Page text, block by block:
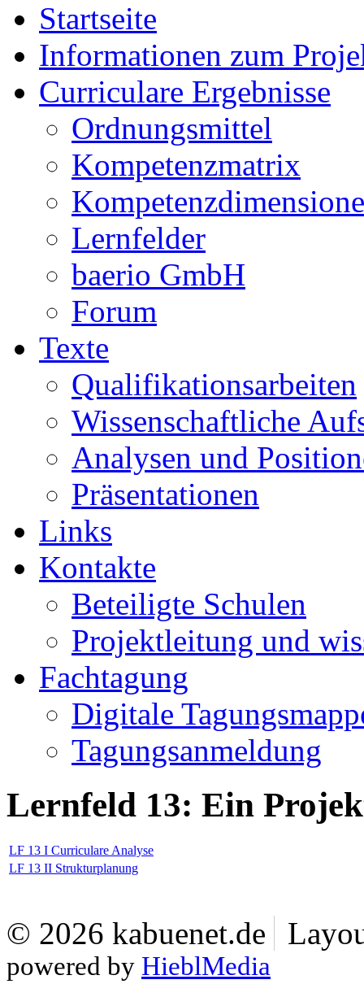
Startseite
Informationen zum
Curriculare Ergebnisse
Ordnungsmittel
Kompetenzmatrix
Lernfelder
baerio GmbH
Forum
Texte
Qualifikationsarbeiten
Wissenschaftliche
Analysen und
Präsentationen
Links
Kontakte
Beteiligte Schulen
Projektleitung und
Fachtagung
Digitale
Tagungsanmeldung
Lernfeld 13: Ein
LF 13 I Curriculare Analyse
LF 13 II Strukturplanung
© 2026 kabuenet.de
powered by HieblMedia